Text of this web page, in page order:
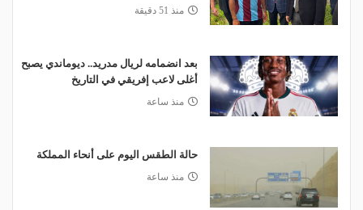
منذ 51 دقيقة
بعد انضمامه لريال مدريد.. ديوماندي يصبح
أغلى لاعب إفريقي في التاريخ
منذ ساعة
حالة الطقس اليوم على أنحاء المملكة
منذ ساعة